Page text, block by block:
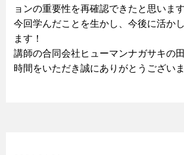
ョンの重要性を再確認できたと思います
今回学んだことを生かし、今後に活か
ます！
講師の合同会社ヒューマンナガサキの
時間をいただき誠にありがとうございま